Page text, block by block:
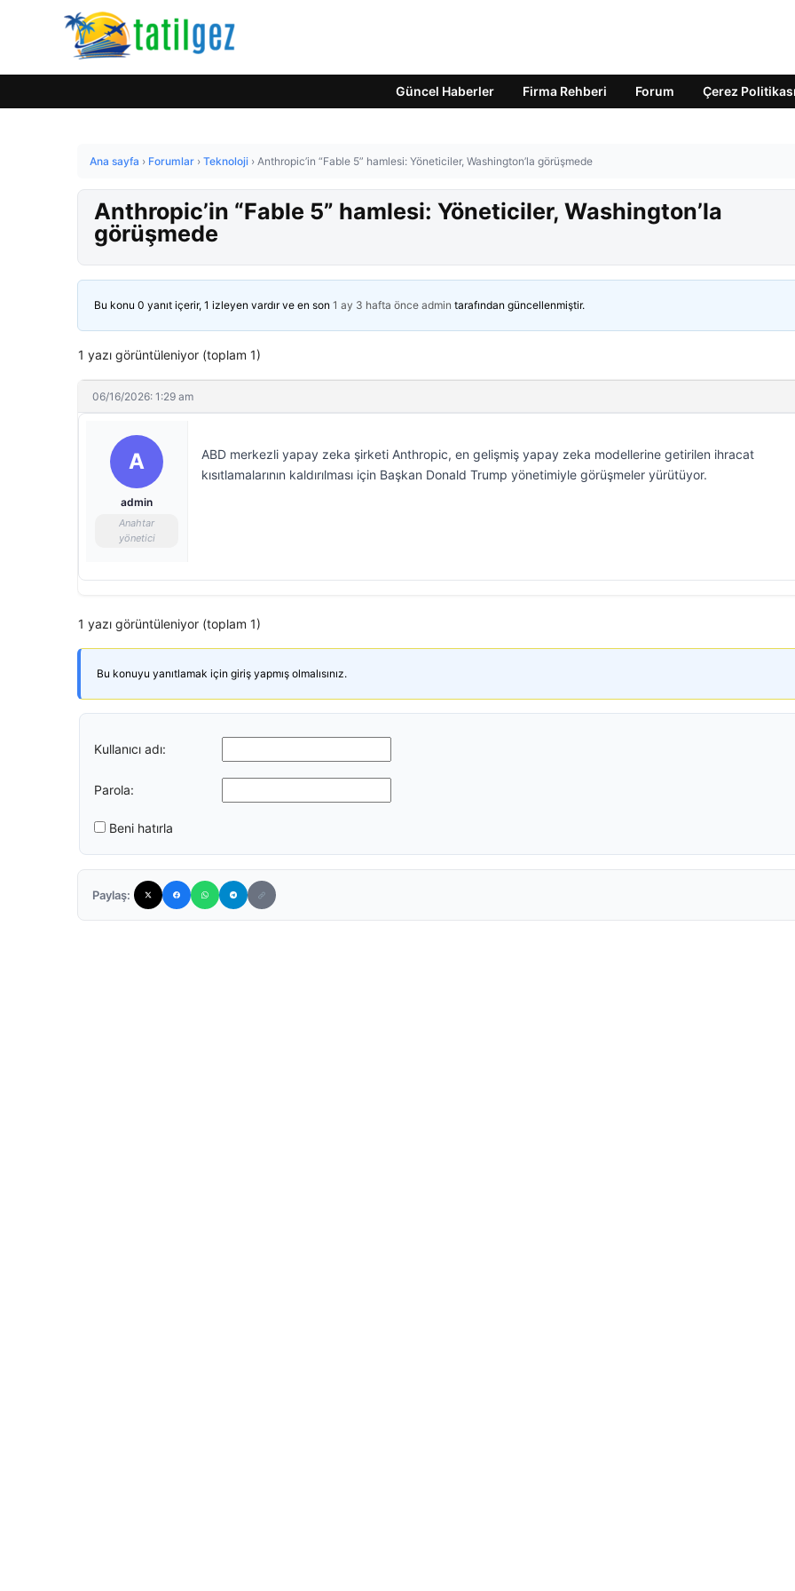
Güncel Haberler Firma Rehberi Forum Çerez Politikası
Ana sayfa › Forumlar › Teknoloji › Anthropic’in “Fable 5” hamlesi: Yöneticiler, Washington’la görüşmede
Anthropic’in “Fable 5” hamlesi: Yöneticiler, Washington’la
görüşmede
Bu konu 0 yanıt içerir, 1 izleyen vardır ve en son 1 ay 3 hafta önce admin tarafından güncellenmiştir.
1 yazı görüntüleniyor (toplam 1)
06/16/2026: 1:29 am
A
admin
Anahtar
yönetici
ABD merkezli yapay zeka şirketi Anthropic, en gelişmiş yapay zeka modellerine getirilen ihracat
kısıtlamalarının kaldırılması için Başkan Donald Trump yönetimiyle görüşmeler yürütüyor.
1 yazı görüntüleniyor (toplam 1)
Bu konuyu yanıtlamak için giriş yapmış olmalısınız.
Kullanıcı adı:
Parola:
Beni hatırla
Paylaş: